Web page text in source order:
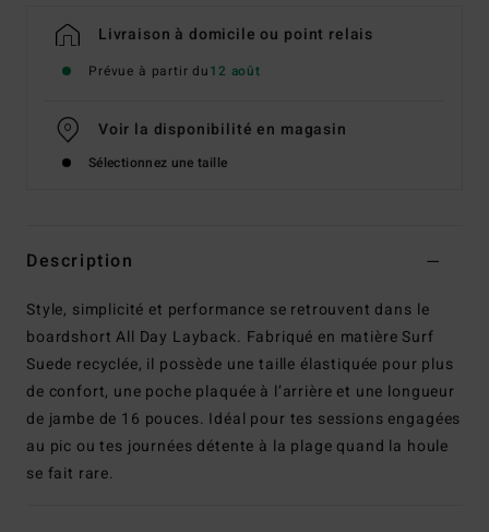
Livraison à domicile ou point relais
Prévue à partir du12 août
Voir la disponibilité en magasin
Sélectionnez une taille
Description
Style, simplicité et performance se retrouvent dans le
boardshort All Day Layback. Fabriqué en matière Surf
Suede recyclée, il possède une taille élastiquée pour plus
de confort, une poche plaquée à l’arrière et une longueur
de jambe de 16 pouces. Idéal pour tes sessions engagées
au pic ou tes journées détente à la plage quand la houle
se fait rare.